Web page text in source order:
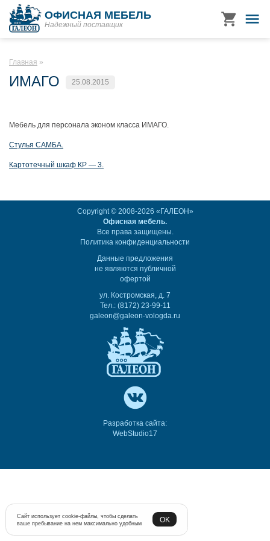
ОФИСНАЯ МЕБЕЛЬ
Надежный поставщик
Главная
ИМАГО 25.08.2015
Мебель для персонала эконом класса ИМАГО.
Стулья САМБА.
Картотечный шкаф КР — 3.
Copyright © 2008-2026 «ГАЛЕОН»
Офисная мебель.
Все права защищены.
Политика конфиденциальности
Данные предложения
не являются публичной
офертой
ул. Костромская, д. 7
Тел.: (8172) 23-99-11
galeon@galeon-vologda.ru
Разработка сайта:
WebStudio17
Сайт использует cookie-файлы, чтобы сделать
ваше пребывание на нем максимально удобным
OK